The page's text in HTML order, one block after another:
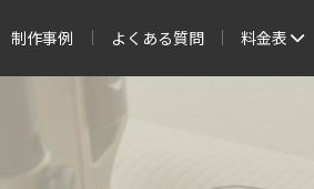
制作事例 よくある質問 料金表